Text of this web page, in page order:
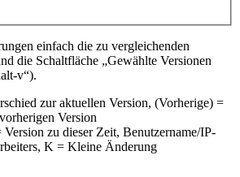
einfach die zu vergleichenden
die Schaltfläche „Gewählte Versionen
v“).
zur aktuellen Version, (Vorherige) =
Version
zu dieser Zeit, Benutzername/IP-
K = Kleine Änderung